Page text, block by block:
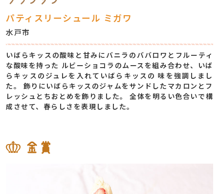
パティスリーシュール ミガワ
水戸市
いばらキッスの酸味と⽢みにバニラのババロワとフルーティ
な酸味を持った ルビーショコラのムースを組み合わせ、いば
らキッスのジュレを⼊れていばらキッスの 味を強調しまし
た。 飾りにいばらキッスのジャムをサンドしたマカロンとフ
レッシュとちおとめを飾りました。 全体を明るい⾊合いで構
成させて、春らしさを表現しました。
金賞